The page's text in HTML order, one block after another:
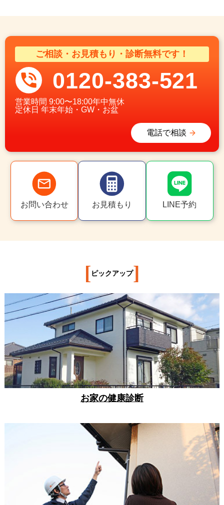
ご相談・お見積もり・診断無料です！
0120-383-521
営業時間 9:00〜18:00年中無休
定休日 年末年始・GW・お盆
電話で相談
お問い合わせ お見積もり LINE予約
[ ピックアップ]
お家の健康診断